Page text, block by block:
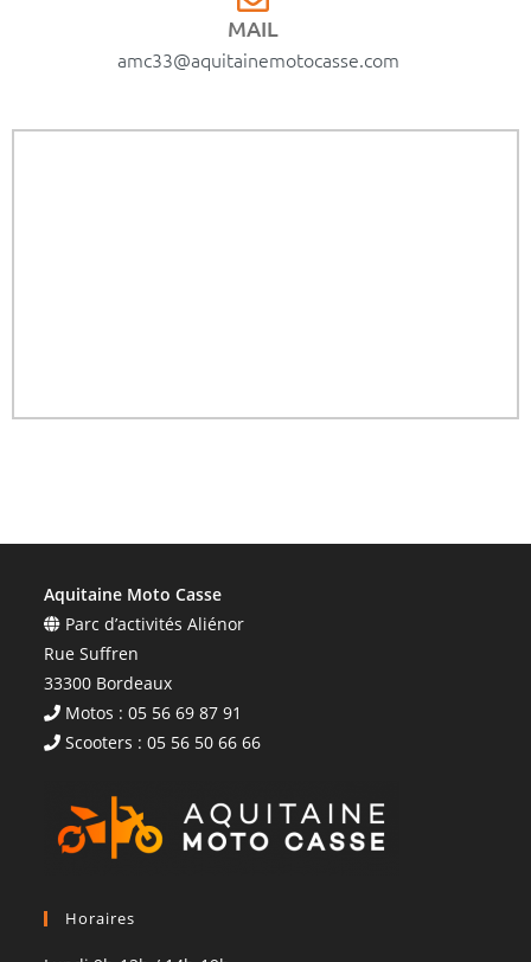
MAIL
amc33@aquitainemotocasse.com
Aquitaine Moto Casse
Parc d’activités Aliénor
Rue Suffren
33300 Bordeaux
Motos : 05 56 69 87 91
Scooters : 05 56 50 66 66
Horaires